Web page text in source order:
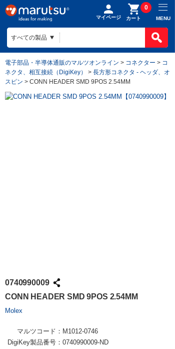
マイページ カート
0
MENU
電子部品・半導体通販のマルツオンライン > コネクター > コ
ネクタ、相互接続（DigiKey）
> 長方形コネクタ - ヘッダ、オ
スピン > CONN HEADER SMD 9POS 2.54MM
0740990009
CONN HEADER SMD 9POS 2.54MM
Molex
マルツコード： M1012-0746
DigiKey製品番号： 0740990009-ND